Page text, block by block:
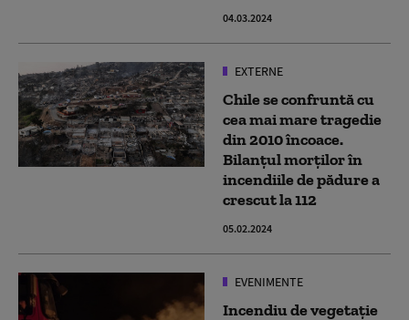
04.03.2024
EXTERNE
Chile se confruntă cu
cea mai mare tragedie
din 2010 încoace.
Bilanțul morților în
incendiile de pădure a
crescut la 112
05.02.2024
EVENIMENTE
Incendiu de vegetaţie